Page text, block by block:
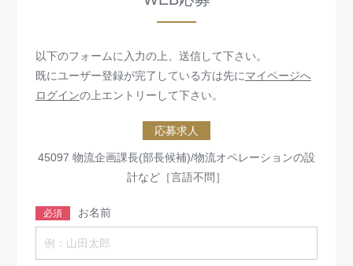
以下のフォームに入力の上、送信して下さい。
既にユーザー登録が完了している方は先にマイページへ
ログインの上エントリーして下さい。
応募求人
45097 物流企画課⻑(部⻑候補)/物流オペレーションの設
計など［言語不問］
必須 お名前